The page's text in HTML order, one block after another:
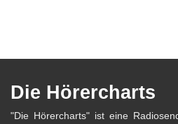
Die Hörercharts
"Die Hörercharts" ist eine